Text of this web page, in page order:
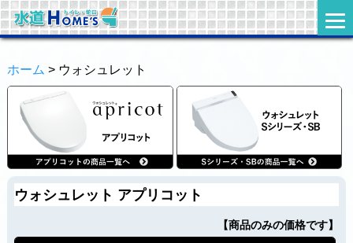
ホーム > ウォシュレット
ウォシュレット アプリコット
【商品のみの価格です】